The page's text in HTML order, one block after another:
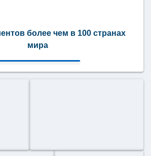
более чем в 100 странах
мира